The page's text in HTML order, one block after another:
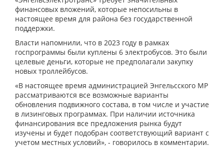
финансовых вложений, которые непосильны в
настоящее время для района без государственной
поддержки.
Власти напомнили, что в 2023 году в рамках
госпрограммы были куплены 6 электробусов. Это были
целевые деньги, которые не предполагали закупку
новых троллейбусов.
«В настоящее время администрацией Энгельсского МР
рассматриваются все возможные варианты
обновления подвижного состава, в том числе и участие
в лизинговых программах. При наличии источника
финансирования все предложения рынка будут
изучены и будет подобран соответствующий вариант с
учетом местных условий», - говорилось в комментарии.